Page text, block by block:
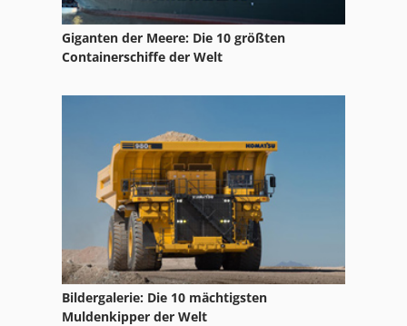
Lemken Packerarm
Lemken Pflug
Lemken Trapezpackerwalze
Lemken Varidiamant 10
Lemken Variopack 110
Giganten der Meere: Die 10 größten
Containerschiffe der Welt
Bildergalerie: Die 10 mächtigsten
Muldenkipper der Welt